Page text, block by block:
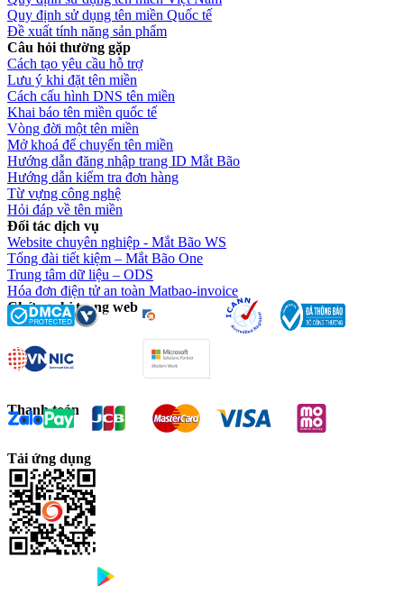
Quy định sử dụng tên miền Quốc tế
Đề xuất tính năng sản phẩm
Câu hỏi thường gặp
Cách tạo yêu cầu hỗ trợ
Lưu ý khi đặt tên miền
Cách cấu hình DNS tên miền
Khai báo tên miền quốc tế
Vòng đời một tên miền
Mở khoá để chuyển tên miền
Hướng dẫn đăng nhập trang ID Mắt Bão
Hướng dẫn kiểm tra đơn hàng
Từ vựng công nghệ
Hỏi đáp về tên miền
Đối tác dịch vụ
Website chuyên nghiệp - Mắt Bão WS
Tổng đài tiết kiệm – Mắt Bão One
Trung tâm dữ liệu – ODS
Hóa đơn điện tử an toàn Matbao-invoice
Chứng chỉ trang web
Thanh toán
Tải ứng dụng